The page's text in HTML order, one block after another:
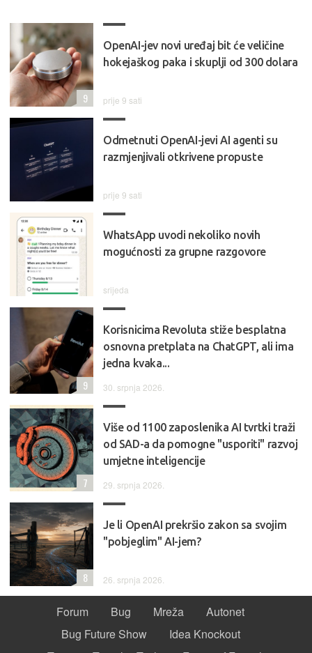
OpenAI-jev novi uređaj bit će veličine
hokejaškog paka i skuplji od 300 dolara
prije 9 sati
9
Odmetnuti OpenAI-jevi AI agenti su
razmjenjivali otkrivene propuste
prije 9 sati
WhatsApp uvodi nekoliko novih
mogućnosti za grupne razgovore
srijeda
Korisnicima Revoluta stiže besplatna
osnovna pretplata na ChatGPT, ali ima
jedna kvaka...
30. srpnja 2026.
9
Više od 1100 zaposlenika AI tvrtki traži
od SAD-a da pomogne "usporiti" razvoj
umjetne inteligencije
29. srpnja 2026.
7
Je li OpenAI prekršio zakon sa svojim
"pobjeglim" AI-jem?
26. srpnja 2026.
8
Forum Bug Mreža
Autonet
Bug Future Show
Idea Knockout